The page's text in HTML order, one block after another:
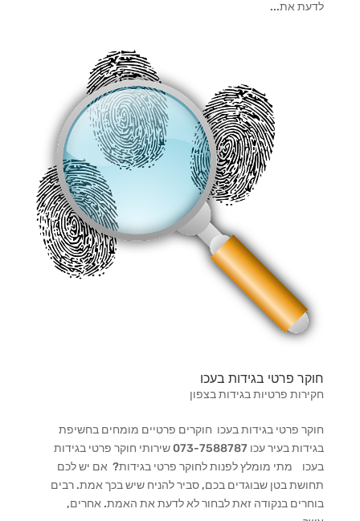
לדעת את...
חוקר פרטי בגידות בעכו
חקירות פרטיות בגידות בצפון
חוקר פרטי בגידות בעכו חוקרים פרטיים מומחים בחשיפת
בגידות בעיר עכו 073-7588787 שירותי חוקר פרטי בגידות
בעכו מתי מומלץ לפנות לחוקר פרטי בגידות? אם יש לכם
תחושת בטן שבוגדים בכם, סביר להניח שיש בכך אמת. רבים
בוחרים בנקודה זאת לבחור לא לדעת את האמת. אחרים,